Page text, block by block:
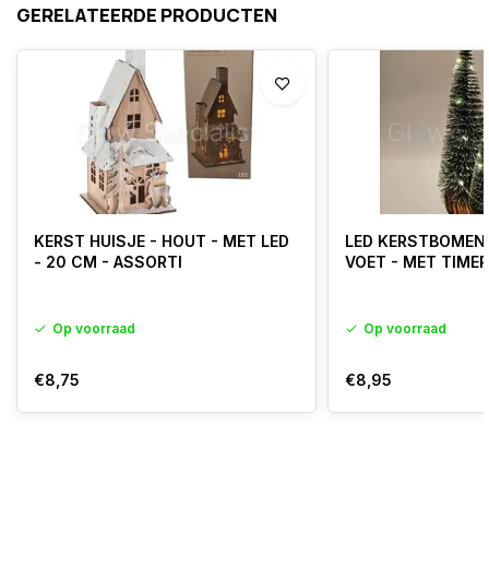
GERELATEERDE PRODUCTEN
KERST HUISJE - HOUT - MET LED
- 20 CM - ASSORTI
Op voorraad
€8,75
LED
VOET - MET
Op voorraad
€8,95